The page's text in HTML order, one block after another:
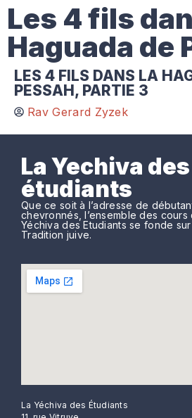
Les 4 fils
Haguada de
LES 4 FILS DANS LA
PESSAH, PARTIE 3
Rav Gerard Zyzek
La Yechiva des
étudiants
Que ce soit à l’adresse de
chevronnés, l’ensemble des cours
Yéchiva des Etudiants se fonde
Tradition juive.
La Yéchiva des Étudiants